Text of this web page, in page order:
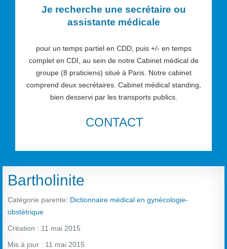
Je recherche une secrétaire ou
assistante médicale
pour un temps partiel en CDD, puis +/- en temps
complet en CDI, au sein de notre Cabinet médical de
groupe (8 praticiens) situé à Paris. Notre cabinet
comprend deux secrétaires. Cabinet médical standing,
bien desservi par les transports publics.
CONTACT
Bartholinite
Catégorie parente: Dictionnaire médical en gynécologie-
obstétrique
Création : 11 mai 2015
Mis à jour : 11 mai 2015